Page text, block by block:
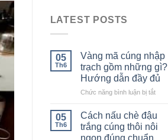
LATEST POSTS
05
Th6
Vàng mã cúng nhập
trạch gồm những gì?
Hướng dẫn đầy đủ
Chức năng bình luận bị tắtở
cúng
nhập
05
Th6
Cách nấu chè đậu
trắng cúng thôi nôi
ngon đúng chuẩn